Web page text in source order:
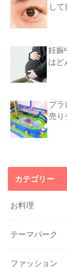
し
妊娠
はど
プラ
売り
カテゴリー
お料理
テーマパーク
ファッション